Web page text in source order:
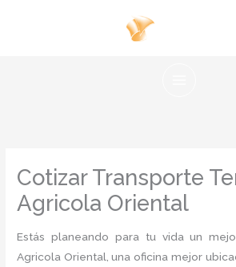
Cotizar Transporte
Agricola Oriental
Estás planeando para tu vida un
Agricola Oriental, una oficina mejor